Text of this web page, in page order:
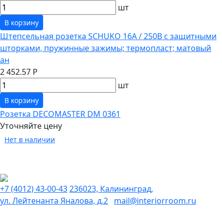
шт
В корзину
Штепсельная розетка SCHUKO 16А / 250В с защитными
шторками, пружинные зажимы; термопласт; матовый
ан
2 452.57 Р
шт
В корзину
Розетка DECOMASTER DM 0361
Уточняйте цену
Нет в наличии
+7 (4012) 43-00-43236023, Калининград,
ул. Лейтенанта Яналова, д.2 mail@interiorroom.ru